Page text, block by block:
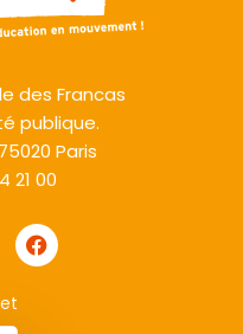
des Francas
publique.
Paris
21 00